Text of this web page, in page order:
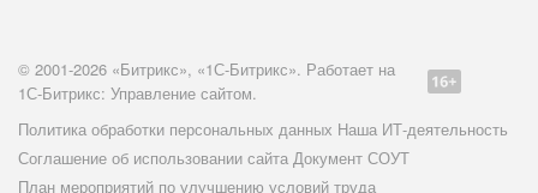
© 2001-2026 «Битрикс», «1С-Битрикс». Работает на
1С-Битрикс: Управление сайтом.
Политика обработки персональных данных Наша ИТ-деятельность
Соглашение об использовании сайта Документ СОУТ
План мероприятий по улучшению условий труда